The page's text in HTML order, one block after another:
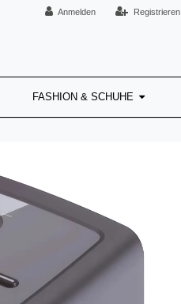
Anmelden Registrieren
FASHION & SCHUHE